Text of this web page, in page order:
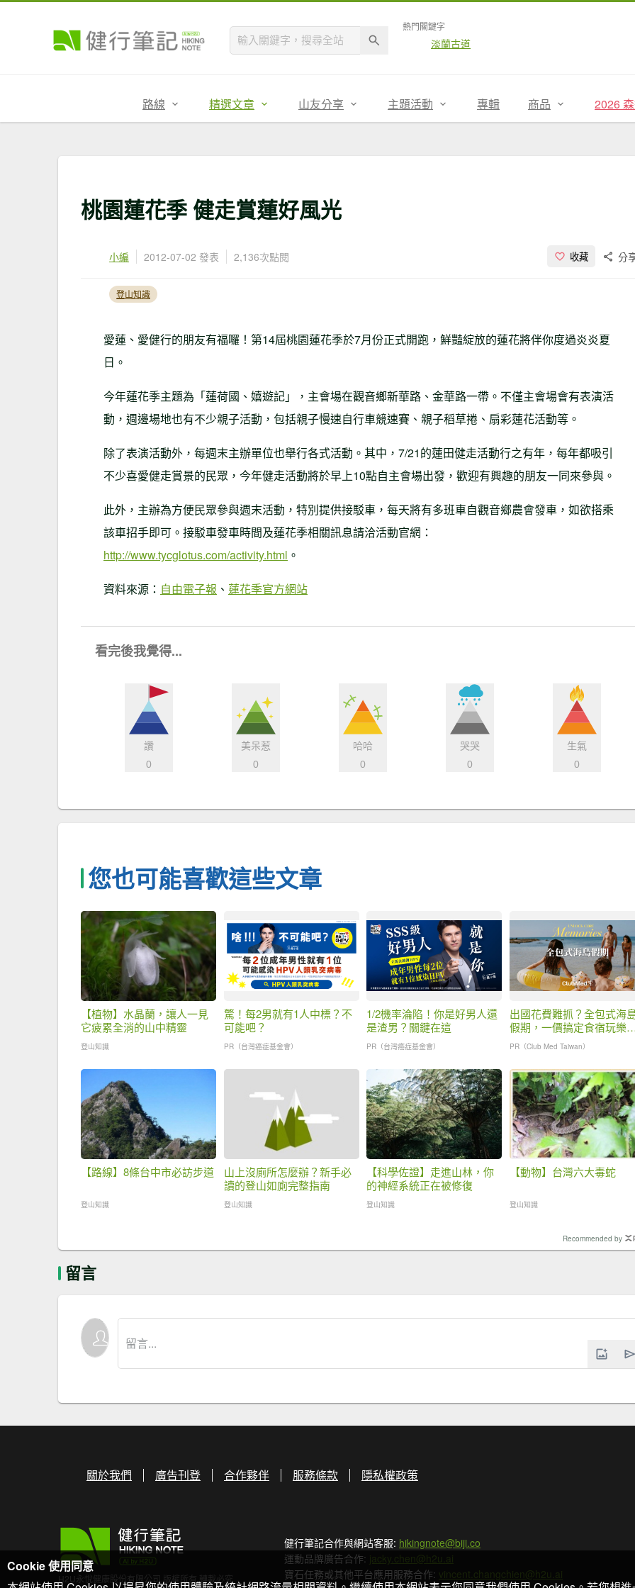
熱門關鍵字
淡蘭古道
路線 精選文章 山友分享 主題活動 專輯 商品 2026
桃園蓮花季 健走賞蓮好風光
小編 2012-07-02 發表 2,136次點閱 收藏 分
登山知識
愛蓮、愛健行的朋友有福囉！第14屆桃園蓮花季於7月份正式開跑，鮮豔綻放的蓮花將伴你度過炎炎夏
日。
今年蓮花季主題為「蓮荷國、嬉遊記」，主會場在觀音鄉新華路、金華路一帶。不僅主會場會有表演活
動，週邊場地也有不少親子活動，包括親子慢速自行車競速賽、親子稻草捲、扇彩蓮花活動等。
除了表演活動外，每週末主辦單位也舉行各式活動。其中，7/21的蓮田健走活動行之有年，每年都吸引
不少喜愛健走賞景的民眾，今年健走活動將於早上10點自主會場出發，歡迎有興趣的朋友一同來參與。
此外，主辦為方便民眾參與週末活動，特別提供接駁車，每天將有多班車自觀音鄉農會發車，如欲搭乘
該車招手即可。接駁車發車時間及蓮花季相關訊息請洽活動官網：
http://www.tycglotus.com/activity.html 。
資料來源： 自由電子報 、 蓮花季官方網站
看完後我覺得...
讚
0
美呆惹
0
哈哈
0
哭哭
0
生氣
0
您也可能喜歡這些文章
【植物】水晶蘭，讓人一見
它疲累全消的山中精靈
登山知識
驚！每2男就有1人中標？不
可能吧？
PR（台灣癌症基金會）
1/2機率淪陷！你是好男人還
是渣男？關鍵在這
PR（台灣癌症基金會）
出國花費難抓？全包式海
假期，一價搞定食宿玩樂
省錢更省心！
PR（Club Med Taiwan）
【路線】8條台中市必訪步道
登山知識
山上沒廁所怎麼辦？新手必
讀的登山如廁完整指南
登山知識
【科學佐證】走進山林，你
的神經系統正在被修復
登山知識
【動物】台灣六大毒蛇
登山知識
Recommended by
留言
關於我們 廣告刊登 合作夥伴 服務條款 隱私權政策
H2U永悅健康股份有限公司 版權所有 轉載必究
健行筆記合作與網站客服: hikingnote@biji.co
運動品牌廣告合作: jacky.chen@h2u.ai
寶石任務或其他平台應用服務合作: vincent.changchien@h2u.ai
Cookie 使用同意